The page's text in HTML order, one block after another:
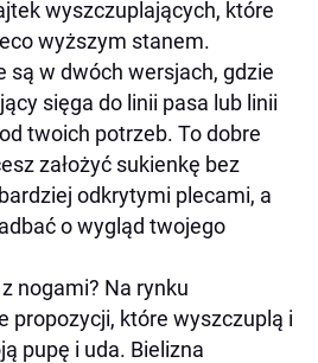
wyszczuplających, które
wyższym stanem.
są w dwóch wersjach, gdzie
sięga do linii pasa lub linii
twoich potrzeb. To dobre
założyć sukienkę bez
odkrytymi plecami, a
o wygląd twojego
nogami? Na rynku
propozycji, które wyszczuplą i
pupę i uda. Bielizna